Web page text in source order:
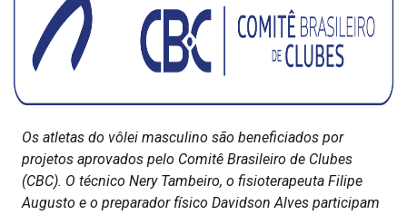
Os atletas do vôlei masculino são beneficiados por
projetos aprovados pelo Comitê Brasileiro de Clubes
(CBC). O técnico Nery Tambeiro, o fisioterapeuta Filipe
Augusto e o preparador físico Davidson Alves participam